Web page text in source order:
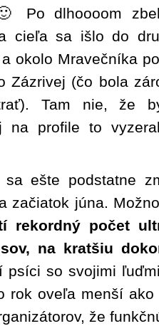
Po dlhoooom
cieľa sa išlo do
okolo Mravečníka
Zázrivej (čo bola
Tam nie, že
na profile to
sa ešte podstatne
začiatok júna.
rekordný počet
na kratšiu
psíci so svojimi
rok oveľa menší
že